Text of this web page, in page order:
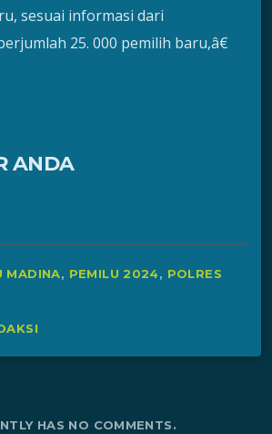
sesuai informasi dari
25. 000 pemilih baru,â€
ANDA
MADINA, PEMILU 2024, POLRES
HAS NO COMMENTS.